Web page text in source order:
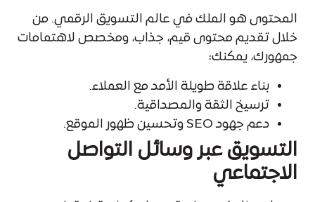
المحتوى هو الملك في عالم التسويق الرقمي. من
خلال تقديم محتوى قيم، جذاب، ومخصص لاهتمامات
جمهورك، يمكنك:
بناء علاقة طويلة الأمد مع العملاء.
ترسيخ الثقة والمصداقية.
دعم جهود SEO وتحسين ظهور الموقع.
التسويق عبر وسائل التواصل
الاجتماعي